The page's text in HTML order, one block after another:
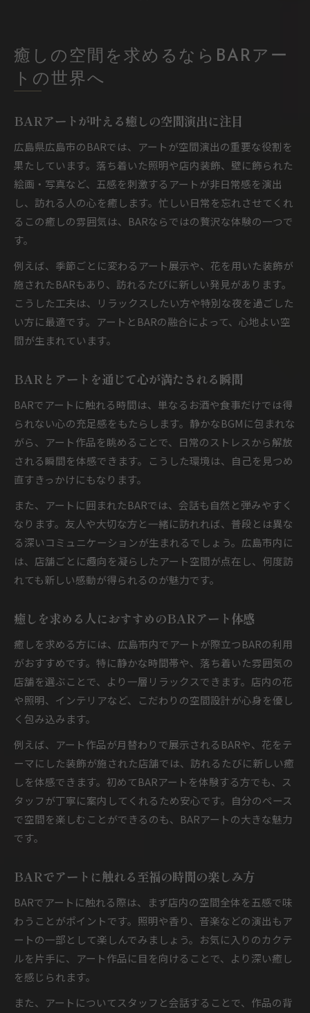
癒しの空間を求めるならBARアー
トの世界へ
BARアートが叶える癒しの空間演出に注目
広島県広島市のBARでは、アートが空間演出の重要な役割を
果たしています。落ち着いた照明や店内装飾、壁に飾られた
絵画・写真など、五感を刺激するアートが非日常感を演出
し、訪れる人の心を癒します。忙しい日常を忘れさせてくれ
るこの癒しの雰囲気は、BARならではの贅沢な体験の一つで
す。
例えば、季節ごとに変わるアート展示や、花を用いた装飾が
施されたBARもあり、訪れるたびに新しい発見があります。
こうした工夫は、リラックスしたい方や特別な夜を過ごした
い方に最適です。アートとBARの融合によって、心地よい空
間が生まれています。
BARとアートを通じて心が満たされる瞬間
BARでアートに触れる時間は、単なるお酒や食事だけでは得
られない心の充足感をもたらします。静かなBGMに包まれな
がら、アート作品を眺めることで、日常のストレスから解放
される瞬間を体感できます。こうした環境は、自己を見つめ
直すきっかけにもなります。
また、アートに囲まれたBARでは、会話も自然と弾みやすく
なります。友人や大切な方と一緒に訪れれば、普段とは異な
る深いコミュニケーションが生まれるでしょう。広島市内に
は、店舗ごとに趣向を凝らしたアート空間が点在し、何度訪
れても新しい感動が得られるのが魅力です。
癒しを求める人におすすめのBARアート体感
癒しを求める方には、広島市内でアートが際立つBARの利用
がおすすめです。特に静かな時間帯や、落ち着いた雰囲気の
店舗を選ぶことで、より一層リラックスできます。店内の花
や照明、インテリアなど、こだわりの空間設計が心身を優し
く包み込みます。
例えば、アート作品が月替わりで展示されるBARや、花をテ
ーマにした装飾が施された店舗では、訪れるたびに新しい癒
しを体感できます。初めてBARアートを体験する方でも、ス
タッフが丁寧に案内してくれるため安心です。自分のペース
で空間を楽しむことができるのも、BARアートの大きな魅力
です。
BARでアートに触れる至福の時間の楽しみ方
BARでアートに触れる際は、まず店内の空間全体を五感で味
わうことがポイントです。照明や香り、音楽などの演出もア
ートの一部として楽しんでみましょう。お気に入りのカクテ
ルを片手に、アート作品に目を向けることで、より深い癒し
を感じられます。
また、アートについてスタッフと会話することで、作品の背